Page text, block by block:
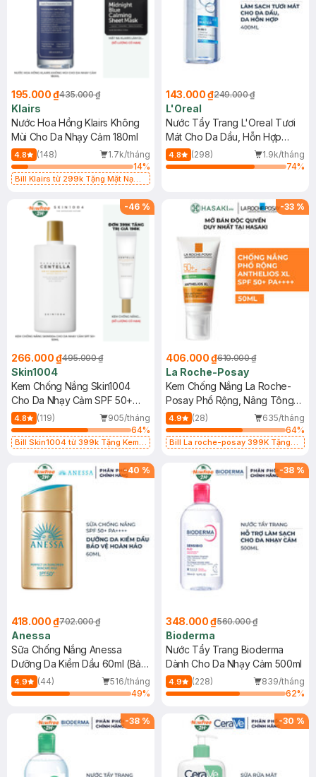
195.000 ₫435.000 ₫
Klairs
Nước Hoa Hồng Klairs Không
Mùi Cho Da Nhạy Cảm 180ml
4.8 (148)
1.7k/tháng
14%
Bill Klairs từ 299k Tặng Mặt Nạ
25ml (SL Có Hạn)
143.000 ₫249.000 ₫
L'Oreal
Nước Tẩy Trang L'Oreal Tươi
Mát Cho Da Dầu, Hỗn Hợp
400ml
4.8 (298)
1.9k/tháng
74%
-46 %
266.000 ₫495.000 ₫
Skin1004
Kem Chống Nắng Skin1004
Cho Da Nhạy Cảm SPF 50+
50ml
4.8 (119)
905/tháng
64%
Bill Skin1004 từ 399k Tặng Kem
SPF 50+ 20ml (SL Có Hạn)
-33 %
406.000 ₫610.000 ₫
La Roche-Posay
Kem Chống Nắng La Roche-
Posay Phổ Rộng, Nâng Tông
Kiềm Dầu 50ml
4.9 (28)
635/tháng
64%
Bill La roche-posay 399K Tặng
(SL có hạn)
-40 %
418.000 ₫702.000 ₫
Anessa
Sữa Chống Nắng Anessa
Dưỡng Da Kiềm Dầu 60ml (Bản
Mới)
4.9 (44)
516/tháng
49%
-38 %
348.000 ₫560.000 ₫
Bioderma
Nước Tẩy Trang Bioderma
Dành Cho Da Nhạy Cảm 500ml
4.9 (228)
839/tháng
62%
-38 % -30 %